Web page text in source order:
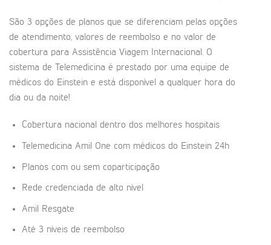
São 3 opções de planos que se diferenciam pelas opções
de atendimento, valores de reembolso e no valor de
cobertura para Assistência Viagem Internacional. O
sistema de Telemedicina é prestado por uma equipe de
médicos do Einstein e está disponível a qualquer hora do
dia ou da noite!
Cobertura nacional dentro dos melhores hospitais
Telemedicina Amil One com médicos do Einstein 24h
Planos com ou sem coparticipação
Rede credenciada de alto nível
Amil Resgate
Até 3 níveis de reembolso